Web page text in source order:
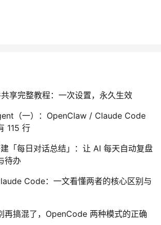
享完整教程：一次设置，永久生效
（一）：OpenClaw / Claude Code
115 行
「每日对话总结」：让 AI 每天自动复盘
待办
Code：一文看懂两者的核心区别与
再搞混了，OpenCode 两种模式的正确